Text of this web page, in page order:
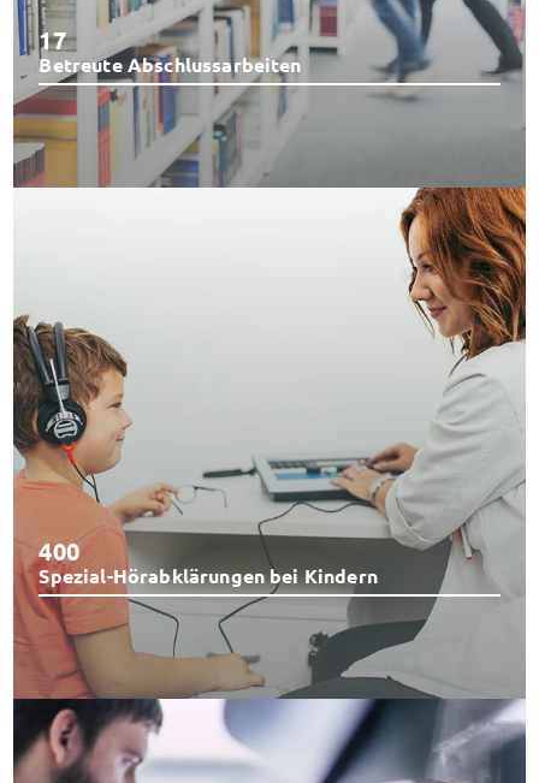
17
Betreute Abschlussarbeiten
400
Spezial-Hörabklärungen bei Kindern